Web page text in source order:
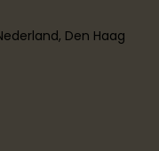
Den Haag